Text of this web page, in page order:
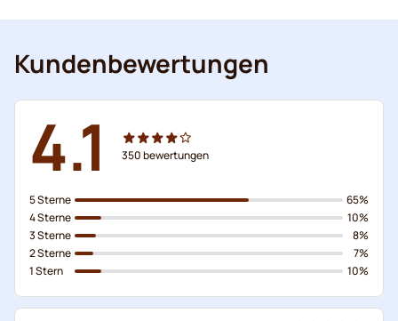
Kundenbewertungen
4.1 350bewertungen
5 Sterne
4 Sterne
3 Sterne
2 Sterne
1 Stern
65%
10%
8%
7%
10%